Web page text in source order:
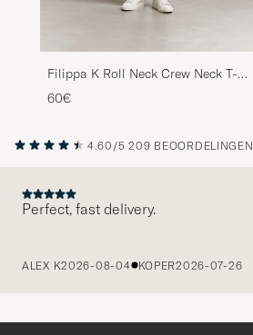
Filippa K Roll Neck Crew Neck T-
Shirt Green Grey
60€
4.60/5 209 BEOORDELINGEN
Perfect, fast delivery.
ALEX K2026-08-04 KOPER2026-07-26